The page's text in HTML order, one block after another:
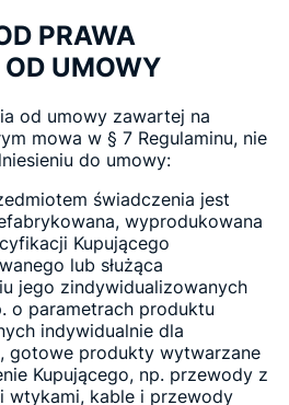
PRAWA
UMOWY
od umowy zawartej na
mowa w § 7 Regulaminu, nie
do umowy:
świadczenia jest
wyprodukowana
Kupującego
lub służąca
jego zindywidualizowanych
o parametrach produktu
indywidualnie dla
gotowe produkty wytwarzane
Kupującego, np. przewody z
wtykami, kable i przewody